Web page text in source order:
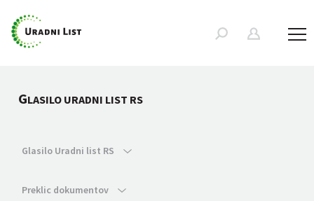
GLASILO URADNI LIST RS
Glasilo Uradni list RS
Preklic dokumentov